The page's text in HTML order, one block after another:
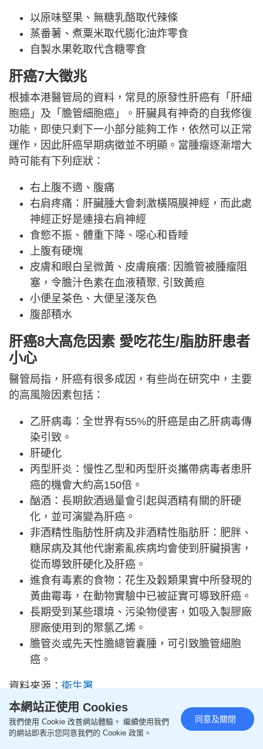
以原味堅果、無糖乳酪取代辣條
蒸番薯、煮粟米取代膨化油炸零食
自製水果乾取代含糖零食
肝癌7大徵兆
根據本港醫管局的資料，常見的原發性肝癌有「肝細
胞癌」及「膽管細胞癌」。肝臟具有神奇的自我修復
功能，即使只剩下一小部分能夠工作，依然可以正常
運作，因此肝癌早期病徵並不明顯。當腫瘤逐漸增大
時可能有下列症狀：
右上腹不適、腹痛
右肩疼痛：肝臟腫大會刺激橫隔膜神經，而此處
神經正好是連接右肩神經
食慾不振、體重下降、噁心和昏睡
上腹有硬塊
皮膚和眼白呈微黃、皮膚痕癢: 因膽管被腫瘤阻
塞，令膽汁色素在血液積聚, 引致黃疸
小便呈茶色、大便呈淺灰色
腹部積水
肝癌8大高危因素 愛吃花生/脂肪肝患者
小心
醫管局指，肝癌有很多成因，有些尚在研究中，主要
的高風險因素包括：
乙肝病毒：全世界有55%的肝癌是由乙肝病毒傳
染引致。
肝硬化
丙型肝炎：慢性乙型和丙型肝炎攜帶病毒者患肝
癌的機會大約高150倍。
酗酒：長期飲酒過量會引起與酒精有關的肝硬
化，並可演變為肝癌。
非酒精性脂肪性肝病及非酒精性脂肪肝：肥胖、
糖尿病及其他代謝紊亂疾病均會使到肝臟損害，
從而導致肝硬化及肝癌。
進食有毒素的食物：花生及穀類果實中所發現的
黃曲霉毒，在動物實驗中已被証實可導致肝癌。
長期受到某些環境、污染物侵害，如吸入製膠廠
膠廠使用到的聚氯乙烯。
膽管炎或先天性膽總管囊腫，可引致膽管細胞
癌。
資料來源：衞生署
延伸閱讀：逾百萬港人患脂肪肝 醫生推薦1種斷食法
改善病情 常做1類運動護肝防癌
本網站正使用 Cookies
我們使用 Cookie 改善網站體驗。 繼續使用我們
的網站即表示您同意我們的 Cookie 政策。
同意及關閉